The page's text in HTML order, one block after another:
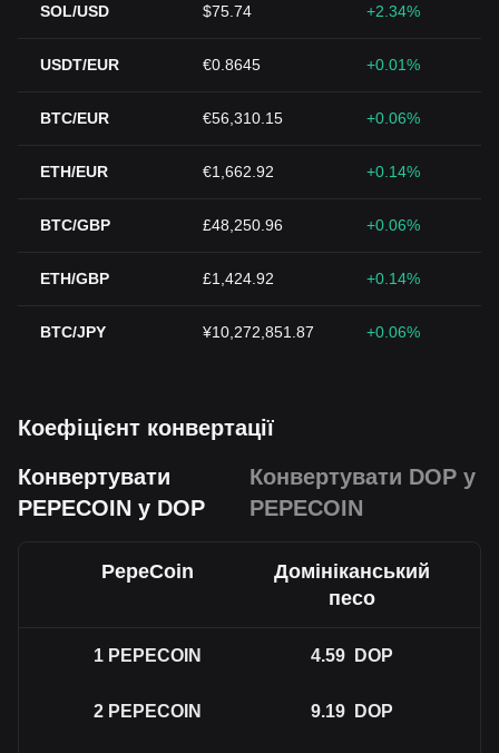
SOL/USD $75.74 +2.34%
USDT/EUR €0.8645 +0.01%
BTC/EUR €56,310.15 +0.06%
ETH/EUR €1,662.92 +0.14%
BTC/GBP £48,250.96 +0.06%
ETH/GBP £1,424.92 +0.14%
BTC/JPY ¥10,272,851.87 +0.06%
Коефіцієнт конвертації
Конвертувати
PEPECOIN у DOP
Конвертувати DOP у
PEPECOIN
PepeCoin
Домініканський
песо
1 PEPECOIN 4.59 DOP
2 PEPECOIN 9.19 DOP